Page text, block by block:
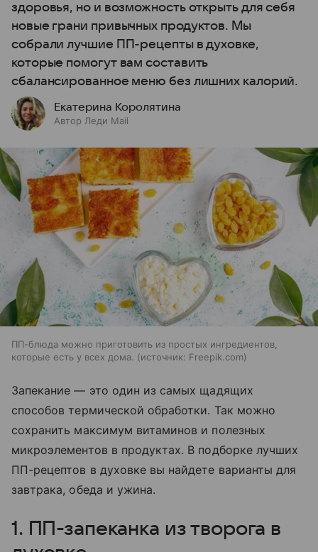
здоровья, но и возможность открыть для себя
новые грани привычных продуктов. Мы
собрали лучшие ПП-рецепты в духовке,
которые помогут вам составить
сбалансированное меню без лишних калорий.
Екатерина Королятина
Автор Леди Mail
ПП-блюда можно приготовить из простых ингредиентов,
которые есть у всех дома.
источник: Freepik.com
Запекание — это один из самых щадящих
способов термической обработки. Так можно
сохранить максимум витаминов и полезных
микроэлементов в продуктах. В подборке лучших
ПП-рецептов в духовке вы найдете варианты для
завтрака, обеда и ужина.
1. ПП-запеканка из творога в